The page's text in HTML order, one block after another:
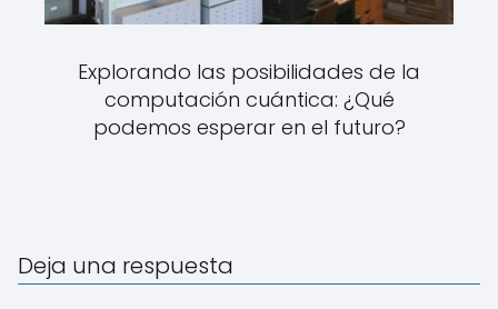
Explorando las posibilidades de la
computación cuántica: ¿Qué
podemos esperar en el futuro?
Deja una respuesta